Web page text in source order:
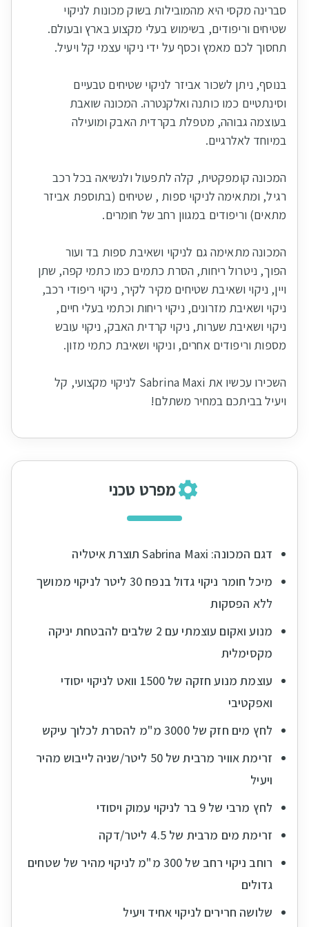
סברינה מקסי היא מהמובילות בשוק מכונות לניקוי
שטיחים וריפודים, בשימוש בעלי מקצוע בארץ ובעולם.
בנוסף, ניתן לשכור אביזר לניקוי שטיחים טבעיים
וסינתטיים כמו כותנה ואלקנטרה. המכונה שואבת
בעוצמה גבוהה, מטפלת בקרדית האבק ומועילה
המכונה קומפקטית, קלה לתפעול ולנשיאה בכל רכב
רגיל, ומתאימה לניקוי ספות , שטיחים (בתוספת אביזר
המכונה מתאימה גם לניקוי ושאיבת ספות בד ועור
הפוך, ניטרול ריחות, הסרת כתמים כמו כתמי קפה, שתן
ויין, ניקוי ושאיבת שטיחים מקיר לקיר, ניקוי ריפודי רכב,
ניקוי ושאיבת מזרונים, ניקוי ריחות וכתמי בעלי חיים,
ניקוי ושאיבת שערות, ניקוי קרדית האבק, ניקוי עובש
השכירו עכשיו את Sabrina Maxi לניקוי מקצועי, קל
ויעיל בביתכם במחיר משתלם!
מפרט טכני
דגם המכונה: Sabrina Maxi תוצרת איטליה
מיכל חומר ניקוי גדול בנפח 30 ליטר לניקוי ממושך
ללא הפסקות
מנוע ואקום עוצמתי עם 2 שלבים להבטחת יניקה
מקסימלית
עוצמת מנוע חזקה של 1500 וואט לניקוי יסודי
ואפקטיבי
לחץ מים חזק של 3000 מ"מ להסרת לכלוך עיקש
זרימת אוויר מרבית של 50 ליטר/שניה לייבוש מהיר
ויעיל
לחץ מרבי של 9 בר לניקוי עמוק ויסודי
זרימת מים מרבית של 4.5 ליטר/דקה
רוחב ניקוי רחב של 300 מ"מ לניקוי מהיר של שטחים
גדולים
שלושה חרירים לניקוי אחיד ויעיל